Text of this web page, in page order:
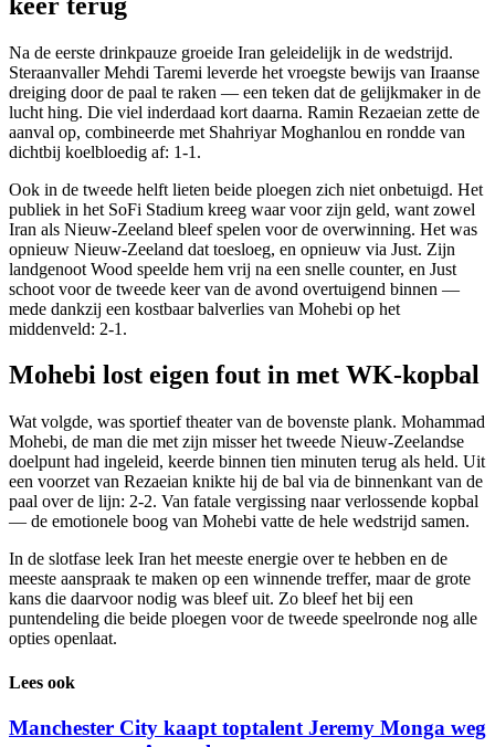
Na de eerste drinkpauze groeide Iran geleidelijk in de wedstrijd.
Steraanvaller Mehdi Taremi leverde het vroegste bewijs van Iraanse
dreiging door de paal te raken — een teken dat de gelijkmaker in de
lucht hing. Die viel inderdaad kort daarna. Ramin Rezaeian zette de
aanval op, combineerde met Shahriyar Moghanlou en rondde van
dichtbij koelbloedig af: 1-1.
Ook in de tweede helft lieten beide ploegen zich niet onbetuigd. Het
publiek in het SoFi Stadium kreeg waar voor zijn geld, want zowel
Iran als Nieuw-Zeeland bleef spelen voor de overwinning. Het was
opnieuw Nieuw-Zeeland dat toesloeg, en opnieuw via Just. Zijn
landgenoot Wood speelde hem vrij na een snelle counter, en Just
schoot voor de tweede keer van de avond overtuigend binnen —
mede dankzij een kostbaar balverlies van Mohebi op het
middenveld: 2-1.
Mohebi lost eigen fout in met WK-kopbal
Wat volgde, was sportief theater van de bovenste plank. Mohammad
Mohebi, de man die met zijn misser het tweede Nieuw-Zeelandse
doelpunt had ingeleid, keerde binnen tien minuten terug als held. Uit
een voorzet van Rezaeian knikte hij de bal via de binnenkant van de
paal over de lijn: 2-2. Van fatale vergissing naar verlossende kopbal
— de emotionele boog van Mohebi vatte de hele wedstrijd samen.
In de slotfase leek Iran het meeste energie over te hebben en de
meeste aanspraak te maken op een winnende treffer, maar de grote
kans die daarvoor nodig was bleef uit. Zo bleef het bij een
puntendeling die beide ploegen voor de tweede speelronde nog alle
opties openlaat.
Lees ook
Manchester City kaapt toptalent Jeremy Monga weg